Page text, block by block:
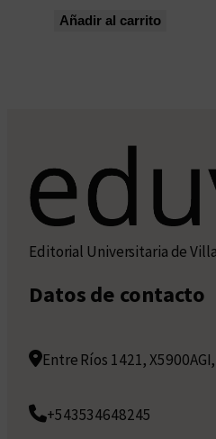
Añadir al carrito
Editorial Universitaria de
Datos de contacto
Entre Ríos 1421,
+543534648245